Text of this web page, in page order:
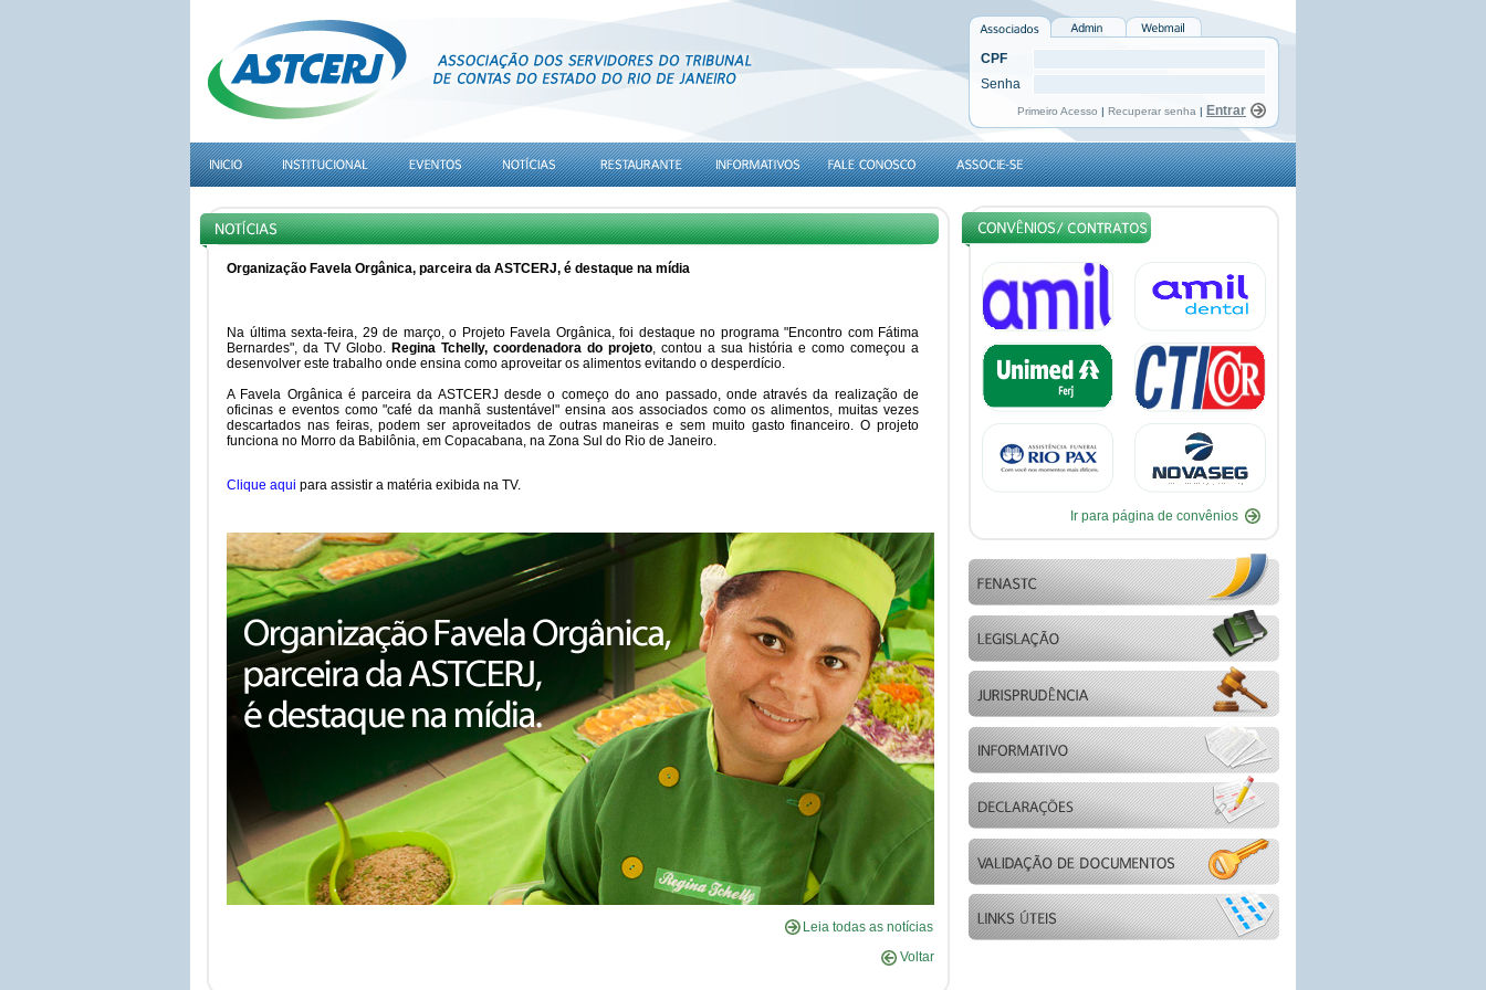
CPF
Senha
Primeiro Acesso | Recuperar senha |
Organização Favela Orgânica, parceira da ASTCERJ, é destaque na mídia
Na última sexta-feira, 29 de março, o Projeto Favela Orgânica, foi destaque no programa "Encontro com Fátima
Bernardes", da TV Globo. Regina Tchelly, coordenadora do projeto, contou a sua história e como começou a
desenvolver este trabalho onde ensina como aproveitar os alimentos evitando o desperdício.
A Favela Orgânica é parceira da ASTCERJ desde o começo do ano passado, onde através da realização de
oficinas e eventos como "café da manhã sustentável" ensina aos associados como os alimentos, muitas vezes
descartados nas feiras, podem ser aproveitados de outras maneiras e sem muito gasto financeiro. O projeto
funciona no Morro da Babilônia, em Copacabana, na Zona Sul do Rio de Janeiro.
Clique aqui para assistir a matéria exibida na TV.
Leia todas as notícias
Voltar
Ir para página de convênios